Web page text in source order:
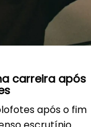
carreira após
após o fim